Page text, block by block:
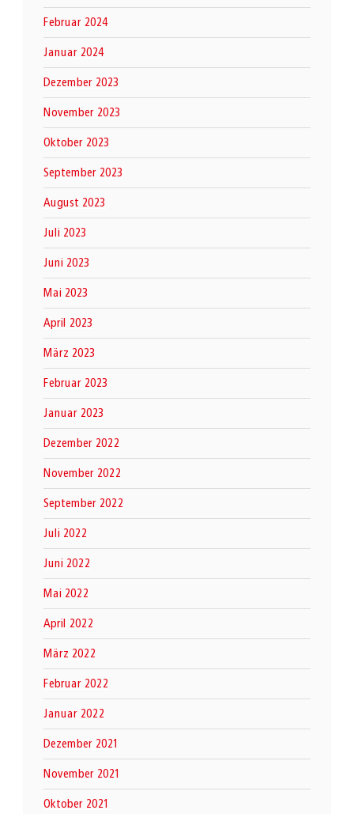
Februar 2024
Januar 2024
Dezember 2023
November 2023
Oktober 2023
September 2023
August 2023
Juli 2023
Juni 2023
Mai 2023
April 2023
März 2023
Februar 2023
Januar 2023
Dezember 2022
November 2022
September 2022
Juli 2022
Juni 2022
Mai 2022
April 2022
März 2022
Februar 2022
Januar 2022
Dezember 2021
November 2021
Oktober 2021